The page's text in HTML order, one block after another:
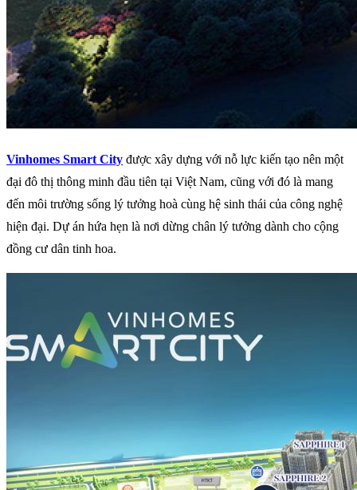
Vinhomes Smart City được xây dựng với nỗ lực kiến tạo nên một
đại đô thị thông minh đầu tiên tại Việt Nam, cũng với đó là mang
đến môi trường sống lý tưởng hoà cùng hệ sinh thái của công nghệ
hiện đại. Dự án hứa hẹn là nơi dừng chân lý tưởng dành cho cộng
đồng cư dân tinh hoa.